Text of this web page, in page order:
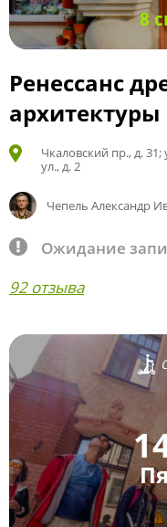
8
Ренессанс
архитектуры
Чкаловский пр., д.
ул., д. 2
Чепель Александр
Ожидание
92 отзыва